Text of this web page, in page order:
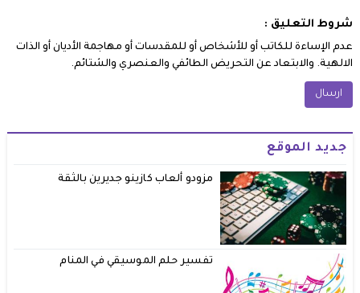
شروط التعليق :
عدم الإساءة للكاتب أو للأشخاص أو للمقدسات أو مهاجمة الأديان أو الذات
الالهية. والابتعاد عن التحريض الطائفي والعنصري والشتائم.
جديد الموقع
مزودو ألعاب كازينو جديرين بالثقة
تفسير حلم الموسيقي في المنام